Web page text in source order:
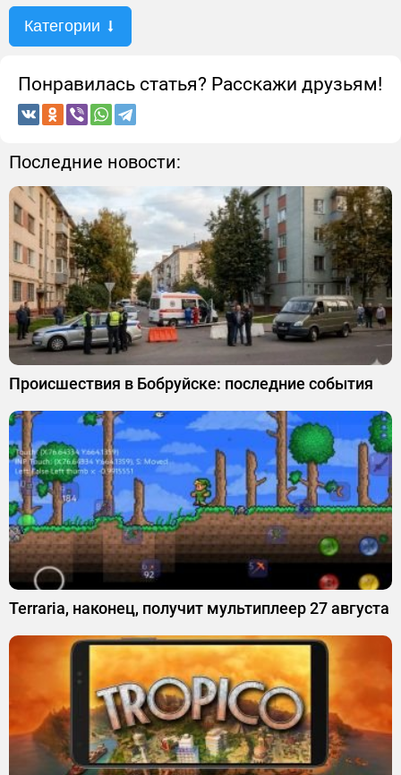
Категории
Понравилась статья? Расскажи друзьям!
Последние новости:
Происшествия в Бобруйске: последние события
Terraria, наконец, получит мультиплеер 27 августа